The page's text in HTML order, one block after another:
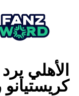
الأهلي
كريستيانو